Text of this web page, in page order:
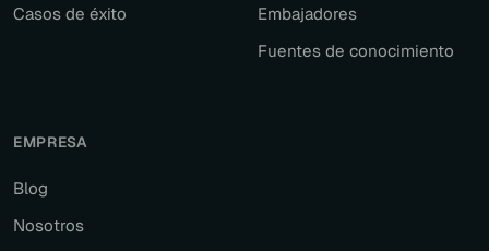
Casos de éxito
Embajadores
Fuentes de conocimiento
EMPRESA
Blog
Nosotros